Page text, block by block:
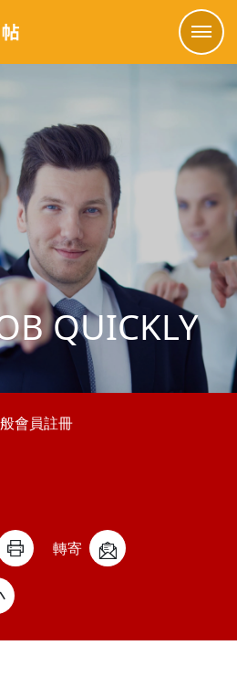
QUICKLY
會員註冊
轉寄